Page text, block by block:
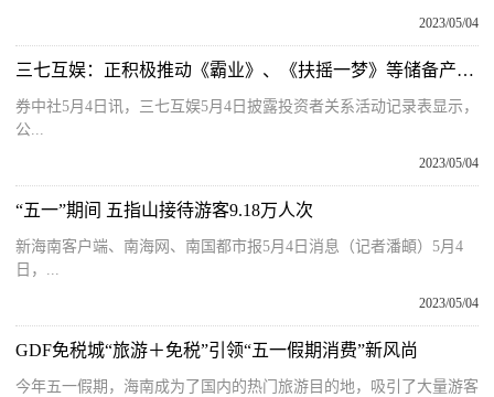
2023/05/04
三七互娱：正积极推动《霸业》、《扶摇一梦》等储备产品上线
券中社5月4日讯，三七互娱5月4日披露投资者关系活动记录表显示，
公...
2023/05/04
“五一”期间 五指山接待游客9.18万人次
新海南客户端、南海网、南国都市报5月4日消息（记者潘頔）5月4
日，...
2023/05/04
GDF免税城“旅游＋免税”引领“五一假期消费”新风尚
今年五一假期，海南成为了国内的热门旅游目的地，吸引了大量游客